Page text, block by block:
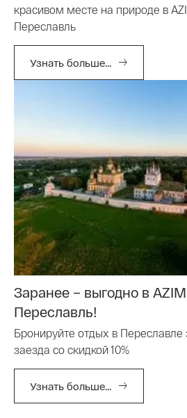
красивом месте на природе в
Переславль
Узнать больше...
Заранее – выгодно в
Переславль!
Бронируйте отдых в
заезда со скидкой 10%
Узнать больше...